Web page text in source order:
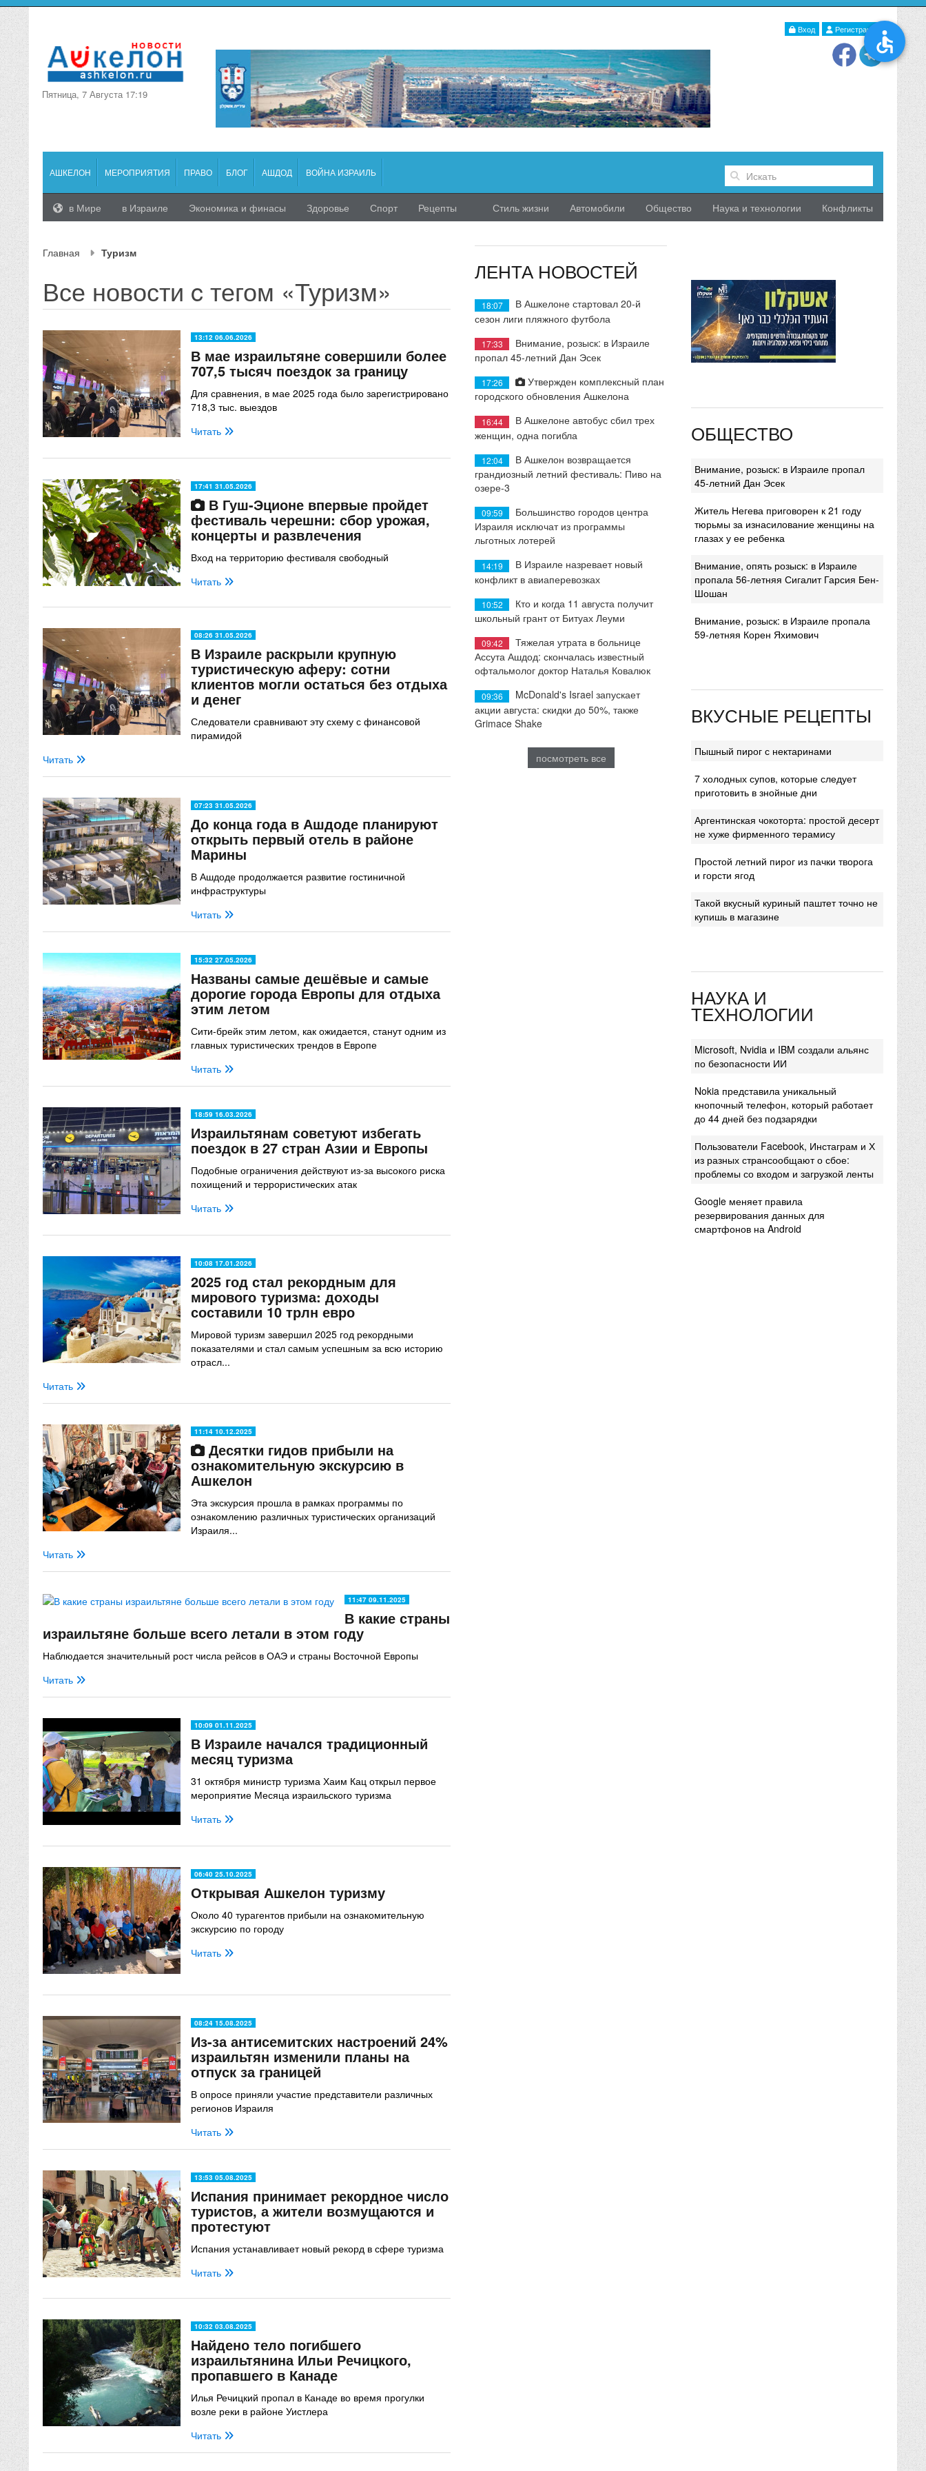
Вход Регистрация
Пятница, 7 Августа 17:19
АШКЕЛОН МЕРОПРИЯТИЯ ПРАВО БЛОГ АШДОД ВОЙНА ИЗРАИЛЬ
в Мире в Израиле Экономика и финасы Здоровье Спорт Рецепты Стиль жизни Автомобили Общество Наука и технологии Конфликты
Главная Туризм
Все новости c тегом «Туризм»
13:12 06.06.2026
В мае израильтяне совершили более
707,5 тысяч поездок за границу
Для сравнения, в мае 2025 года было зарегистрировано
718,3 тыс. выездов
Читать
17:41 31.05.2026
В Гуш-Эционе впервые пройдет
фестиваль черешни: сбор урожая,
концерты и развлечения
Вход на территорию фестиваля свободный
Читать
08:26 31.05.2026
В Израиле раскрыли крупную
туристическую аферу: сотни
клиентов могли остаться без отдыха
и денег
Следователи сравнивают эту схему с финансовой
пирамидой
Читать
07:23 31.05.2026
До конца года в Ашдоде планируют
открыть первый отель в районе
Марины
В Ашдоде продолжается развитие гостиничной
инфраструктуры
Читать
15:32 27.05.2026
Названы самые дешёвые и самые
дорогие города Европы для отдыха
этим летом
Сити-брейк этим летом, как ожидается, станут одним из
главных туристических трендов в Европе
Читать
18:59 16.03.2026
Израильтянам советуют избегать
поездок в 27 стран Азии и Европы
Подобные ограничения действуют из-за высокого риска
похищений и террористических атак
Читать
10:08 17.01.2026
2025 год стал рекордным для
мирового туризма: доходы
составили 10 трлн евро
Мировой туризм завершил 2025 год рекордными
показателями и стал самым успешным за всю историю
отрасл...
Читать
11:14 10.12.2025
Десятки гидов прибыли на
ознакомительную экскурсию в
Ашкелон
Эта экскурсия прошла в рамках программы по
ознакомлению различных туристических организаций
Израиля...
Читать
11:47 09.11.2025
В какие страны
израильтяне больше всего летали в этом году
Наблюдается значительный рост числа рейсов в ОАЭ и страны Восточной Европы
Читать
10:09 01.11.2025
В Израиле начался традиционный
месяц туризма
31 октября министр туризма Хаим Кац открыл первое
мероприятие Месяца израильского туризма
Читать
06:40 25.10.2025
Открывая Ашкелон туризму
Около 40 турагентов прибыли на ознакомительную
экскурсию по городу
Читать
08:24 15.08.2025
Из-за антисемитских настроений 24%
израильтян изменили планы на
отпуск за границей
В опросе приняли участие представители различных
регионов Израиля
Читать
13:53 05.08.2025
Испания принимает рекордное число
туристов, а жители возмущаются и
протестуют
Испания устанавливает новый рекорд в сфере туризма
Читать
10:32 03.08.2025
Найдено тело погибшего
израильтянина Ильи Речицкого,
пропавшего в Канаде
Илья Речицкий пропал в Канаде во время прогулки
возле реки в районе Уистлера
Читать
ЛЕНТА НОВОСТЕЙ
18:07
В Ашкелоне стартовал 20-й
сезон лиги пляжного футбола
17:33
Внимание, розыск: в Израиле
пропал 45-летний Дан Эсек
17:26
Утвержден комплексный план
городского обновления Ашкелона
16:44
В Ашкелоне автобус сбил трех
женщин, одна погибла
12:04
В Ашкелон возвращается
грандиозный летний фестиваль: Пиво на
озере-3
09:59
Большинство городов центра
Израиля исключат из программы
льготных лотерей
14:19
В Израиле назревает новый
конфликт в авиаперевозках
10:52
Кто и когда 11 августа получит
школьный грант от Битуах Леуми
09:42
Тяжелая утрата в больнице
Ассута Ашдод: скончалась известный
офтальмолог доктор Наталья Ковалюк
09:36
McDonald's Israel запускает
акции августа: скидки до 50%, также
Grimace Shake
посмотреть все
ОБЩЕСТВО
Внимание, розыск: в Израиле пропал
45-летний Дан Эсек
Житель Негева приговорен к 21 году
тюрьмы за изнасилование женщины на
глазах у ее ребенка
Внимание, опять розыск: в Израиле
пропала 56-летняя Сигалит Гарсия Бен-
Шошан
Внимание, розыск: в Израиле пропала
59-летняя Корен Яхимович
ВКУСНЫЕ РЕЦЕПТЫ
Пышный пирог с нектаринами
7 холодных супов, которые следует
приготовить в знойные дни
Аргентинская чокоторта: простой десерт
не хуже фирменного терамису
Простой летний пирог из пачки творога
и горсти ягод
Такой вкусный куриный паштет точно не
купишь в магазине
НАУКА И
ТЕХНОЛОГИИ
Microsoft, Nvidia и IBM создали альянс
по безопасности ИИ
Nokia представила уникальный
кнопочный телефон, который работает
до 44 дней без подзарядки
Пользователи Facebook, Инстаграм и Х
из разных странсообщают о сбое:
проблемы со входом и загрузкой ленты
Google меняет правила
резервирования данных для
смартфонов на Android